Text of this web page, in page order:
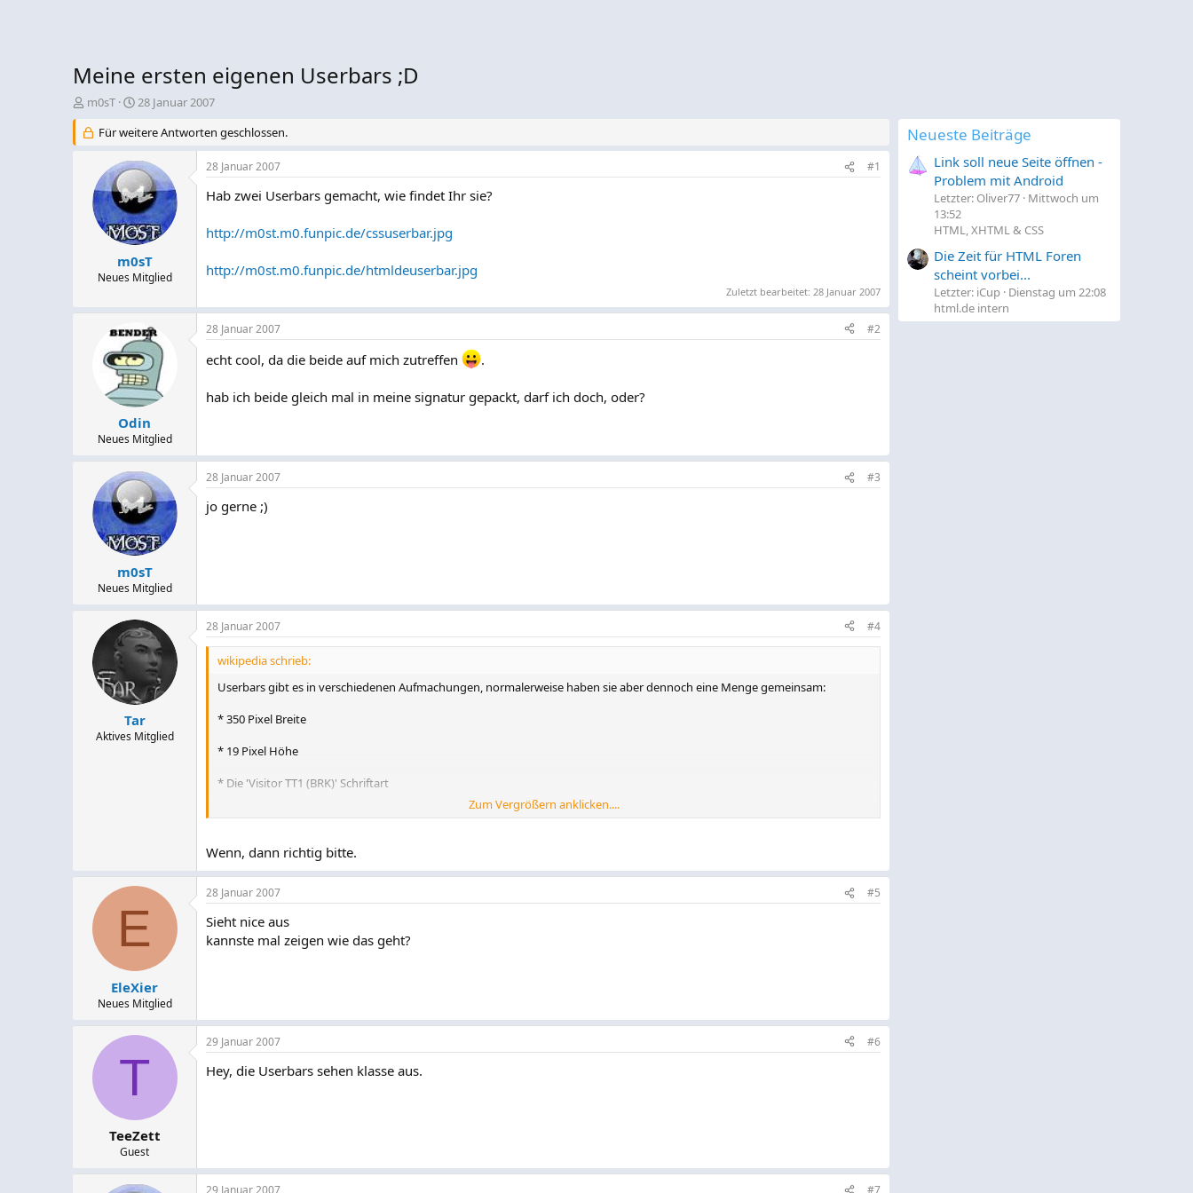
Meine ersten eigenen Userbars ;D
E
s
m0sT
E
s
e
l
l
t
a
m
28 Januar 2007
Für weitere Antworten geschlossen.
m0sT
Neues Mitglied
28 Januar 2007 #1
Hab zwei Userbars gemacht, wie findet Ihr sie?
http://m0st.m0.funpic.de/cssuserbar.jpg
http://m0st.m0.funpic.de/htmldeuserbar.jpg
Zuletzt bearbeitet: 28 Januar 2007
Odin
Neues Mitglied
28 Januar 2007 #2
echt cool, da die beide auf mich zutreffen .
hab ich beide gleich mal in meine signatur gepackt, darf ich doch, oder?
m0sT
Neues Mitglied
28 Januar 2007 #3
jo gerne ;)
Tar
Aktives Mitglied
28 Januar 2007 #4
wikipedia schrieb:
Userbars gibt es in verschiedenen Aufmachungen, normalerweise haben sie aber dennoch eine Menge gemeinsam:
* 350 Pixel Breite
* 19 Pixel Höhe
* Die 'Visitor TT1 (BRK)' Schriftart
* PNG Format für gute Qualität, GIF für Userbars mit Animationen
Zum Vergrößern anklicken....
Wenn, dann richtig bitte.
E
EleXier
Neues Mitglied
28 Januar 2007 #5
Sieht nice aus
kannste mal zeigen wie das geht?
T
TeeZett
Guest
29 Januar 2007 #6
Hey, die Userbars sehen klasse aus.
Neueste Beiträge
Link soll neue Seite öffnen -
Problem mit Android
Letzter: Oliver77 Mittwoch um
13:52
HTML, XHTML & CSS
Die Zeit für HTML Foren
scheint vorbei...
Letzter: iCup Dienstag um 22:08
html.de intern